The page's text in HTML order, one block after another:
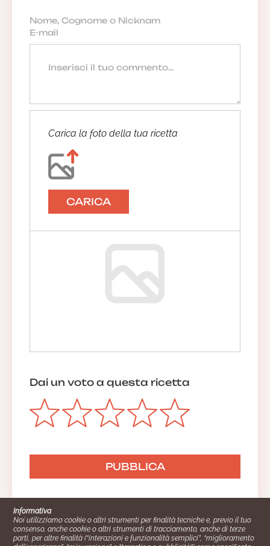
Carica la foto della tua ricetta
CARICA
Dai un voto a questa ricetta
Informativa
Noi utilizziamo cookie o altri strumenti per finalità tecniche e, previo il tuo
consenso, anche cookie o altri strumenti di tracciamento, anche di terze
parti, per altre finalità (“interazioni e funzionalità semplici”, “miglioramento